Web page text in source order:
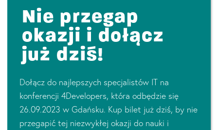
Nie przegap
okazji i dołącz
już dziś!
Dołącz do najlepszych specjalistów IT na
konferencji 4Developers, która odbędzie się
26.09.2023 w Gdańsku. Kup bilet już dziś, by nie
przegapić tej niezwykłej okazji do nauki i